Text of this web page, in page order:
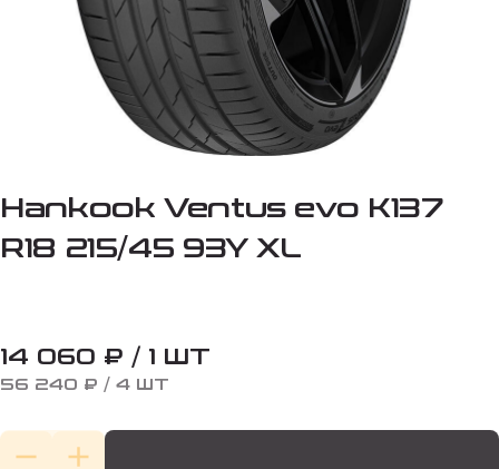
Hankook Ventus evo K137
R18 215/45 93Y XL
14 060 ₽ / 1 ШТ
56 240 ₽ / 4 ШТ